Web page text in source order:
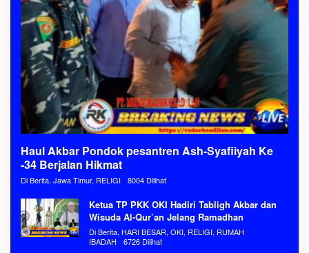
Haul Akbar Pondok pesantren Ash-Syafiiyah Ke
-34 Berjalan Hikmat
Di Berita, Jawa Timur, RELIGI 8004 Dilihat
Ketua TP PKK OKI Hadiri Tabligh Akbar dan
Wisuda Al-Qur’an Jelang Ramadhan
Di Berita, HARI BESAR, OKI, RELIGI, RUMAH
IBADAH
6726 Dilihat